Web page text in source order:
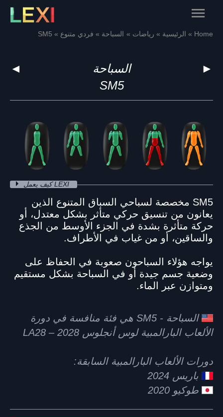
Skip
Main
Menu
Home الرئيسية رياضات السباحة فردي متنوع SM5
◄ ►
السباحة
SM5
كيف يعمل LEXI
SM5 مخصصة لسباحي السباق المتنوع الذين
يعانون من تنسيق حركي متأثر بشكل معتدل، أو
حركة متأثرة بشدة في الجزء الأوسط من الجذع
والساقين، أو من غياب في الأطراف.
يواجه هؤلاء السباحون صعوبة في الحفاظ على
وضعية جسم جيدة أو في السباحة بشكل مستقيم
ومتوازن عبر الماء.
السباحة - SM5 هي فئة منافسة في دورة
الألعاب البارالمبية لوس أنجلوس 2028 – LA28
دورات الألعاب البارالمبية السابقة:
باريس 2024
طوكيو 2020